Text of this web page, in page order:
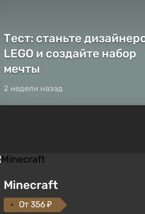
Тест: станьте
LEGO и создайте набор
мечты
2 недели назад
Minecraft
От 356 ₽